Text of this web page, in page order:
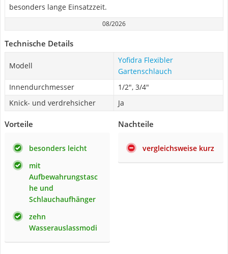
besonders lange Einsatzzeit.
08/2026
Technische Details
Modell
Yofidra Flexibler
Gartenschlauch
Innendurchmesser
1/2", 3/4"
Knick- und verdrehsicher
Ja
Vorteile
besonders leicht
mit
Aufbewahrungstasc
he und
Schlauchaufhänger
zehn
Wasserauslassmodi
Nachteile
vergleichsweise kurz